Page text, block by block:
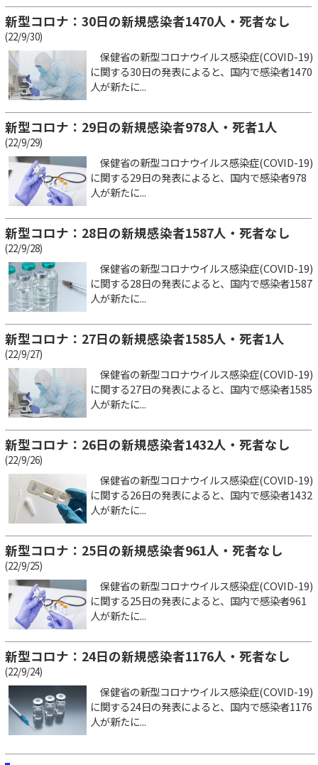
新型コロナ：30日の新規感染者1470人・死者なし
(22/9/30)
保健省の新型コロナウイルス感染症(COVID-19)
に関する30日の発表によると、国内で感染者1470
人が新たに...
新型コロナ：29日の新規感染者978人・死者1人
(22/9/29)
保健省の新型コロナウイルス感染症(COVID-19)
に関する29日の発表によると、国内で感染者978
人が新たに...
新型コロナ：28日の新規感染者1587人・死者なし
(22/9/28)
保健省の新型コロナウイルス感染症(COVID-19)
に関する28日の発表によると、国内で感染者1587
人が新たに...
新型コロナ：27日の新規感染者1585人・死者1人
(22/9/27)
保健省の新型コロナウイルス感染症(COVID-19)
に関する27日の発表によると、国内で感染者1585
人が新たに...
新型コロナ：26日の新規感染者1432人・死者なし
(22/9/26)
保健省の新型コロナウイルス感染症(COVID-19)
に関する26日の発表によると、国内で感染者1432
人が新たに...
新型コロナ：25日の新規感染者961人・死者なし
(22/9/25)
保健省の新型コロナウイルス感染症(COVID-19)
に関する25日の発表によると、国内で感染者961
人が新たに...
新型コロナ：24日の新規感染者1176人・死者なし
(22/9/24)
保健省の新型コロナウイルス感染症(COVID-19)
に関する24日の発表によると、国内で感染者1176
人が新たに...